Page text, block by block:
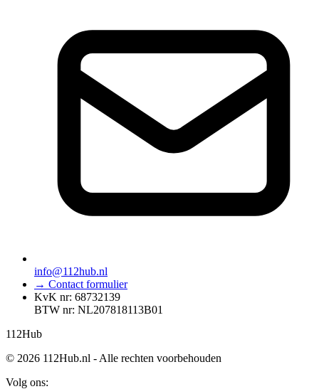
info@112hub.nl
→ Contact formulier
KvK nr: 68732139
BTW nr: NL207818113B01
112Hub
© 2026 112Hub.nl - Alle rechten voorbehouden
Volg ons: